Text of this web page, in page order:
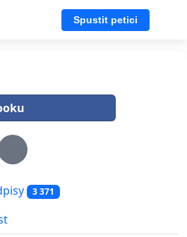
Spustit petici
3 371